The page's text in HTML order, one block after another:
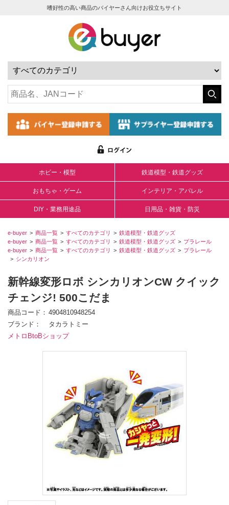
嗜好性の高い商品のバイヤーさん向けお役立ちサイト
ホビー・模型 鉄道模型・鉄道グッズ
おもちゃ・ゲーム インテリア・アパレル
DIY・業務用途品 日用品・雑貨・防災
e-buyer 商品一覧 すべてのカテゴリ
鉄道模型・鉄道グッズ
e-buyer
商品一覧 すべてのカテゴリ 鉄道模型・鉄道グッズ
プラレール
e-buyer
商品一覧 すべてのカテゴリ 鉄道模型・鉄道グッズ
プラレール
シンカリオン
新幹線変形ロボ シンカリオンCW クイック
チェンジ! 500こだま
商品コード
4904810948254
ブランド
タカラトミー
メトロBtoBショップ